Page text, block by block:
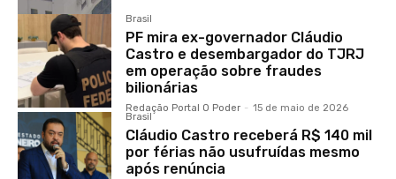
Brasil
PF mira ex-governador Cláudio
Castro e desembargador do TJRJ
em operação sobre fraudes
bilionárias
Redação Portal O Poder - 15 de maio de 2026
Brasil
Cláudio Castro receberá R$ 140 mil
por férias não usufruídas mesmo
após renúncia